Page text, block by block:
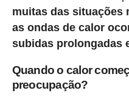
muitas das situações
as ondas de calor
subidas prolongadas
Quando o calor
preocupação?